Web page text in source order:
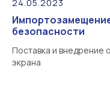
24.05.2023
безопасности
Поставка и внедрение
экрана